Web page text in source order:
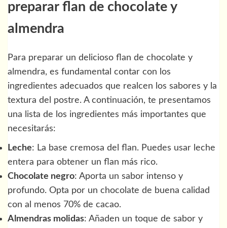
preparar flan de chocolate y
almendra
Para preparar un delicioso flan de chocolate y
almendra, es fundamental contar con los
ingredientes adecuados que realcen los sabores y la
textura del postre. A continuación, te presentamos
una lista de los ingredientes más importantes que
necesitarás:
Leche: La base cremosa del flan. Puedes usar leche
entera para obtener un flan más rico.
Chocolate negro: Aporta un sabor intenso y
profundo. Opta por un chocolate de buena calidad
con al menos 70% de cacao.
Almendras molidas: Añaden un toque de sabor y